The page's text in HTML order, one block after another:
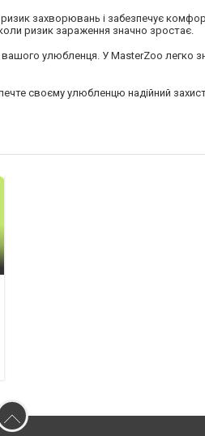
захворювань і забезпечує
ризик зараження значно зростає.
улюбленця. У MasterZoo легко
своєму улюбленцю надійний захист